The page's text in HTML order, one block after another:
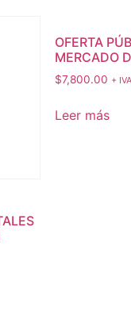
OFERTA
MERCADO
$7,800.00 + IVA
Leer más